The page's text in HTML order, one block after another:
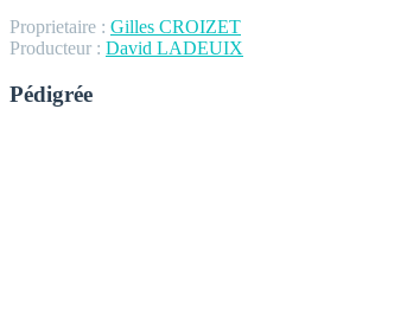
Proprietaire : Gilles CROIZET
Producteur : David LADEUIX
Pédigrée